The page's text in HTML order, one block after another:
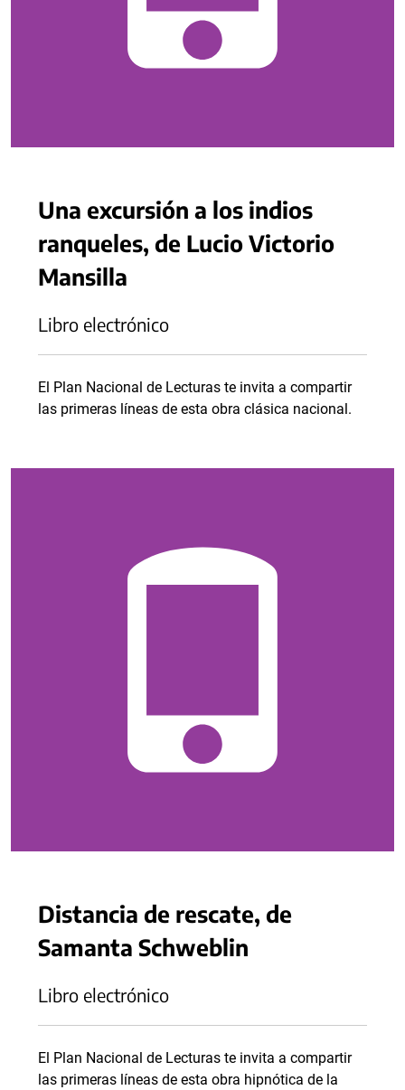
Una excursión a los indios
ranqueles, de Lucio Victorio
Mansilla
Libro electrónico
El Plan Nacional de Lecturas te invita a compartir
las primeras líneas de esta obra clásica nacional.
Distancia de rescate, de
Samanta Schweblin
Libro electrónico
El Plan Nacional de Lecturas te invita a compartir
las primeras líneas de esta obra hipnótica de la